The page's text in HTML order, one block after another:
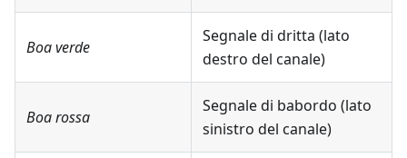
Boa verde
Segnale di dritta (lato
destro del canale)
Boa rossa
Segnale di babordo (lato
sinistro del canale)